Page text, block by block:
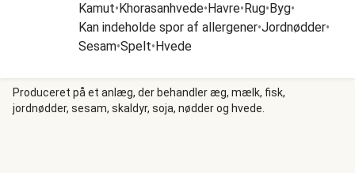
Kamut•Khorasanhvede•Havre•Rug•Byg•
Kan indeholde spor af allergener•Jordnødder•
Sesam•Spelt•Hvede
Produceret på et anlæg, der behandler æg, mælk, fisk,
jordnødder, sesam, skaldyr, soja, nødder og hvede.